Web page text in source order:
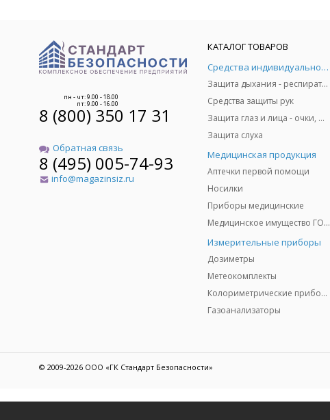
пн - чт: 9.00 - 18.00
пт: 9.00 - 16.00
8 (800) 350 17 31
Обратная связь
8 (495) 005-74-93
info@magazinsiz.ru
КАТАЛОГ ТОВАРОВ
Средства индивидуальной защиты
Защита дыхания - респираторы, противогазы, фильтры, дозиметры
Средства защиты рук
Защита глаз и лица - очки, щитки
Защита слуха
Медицинская продукция
Аптечки первой помощи
Носилки
Приборы медицинские
Медицинское имущество ГО и ЧС
Измерительные приборы
Дозиметры
Метеокомплекты
Колориметрические приборы
Газоанализаторы
© 2009-2026 ООО «ГК Стандарт Безопасности»